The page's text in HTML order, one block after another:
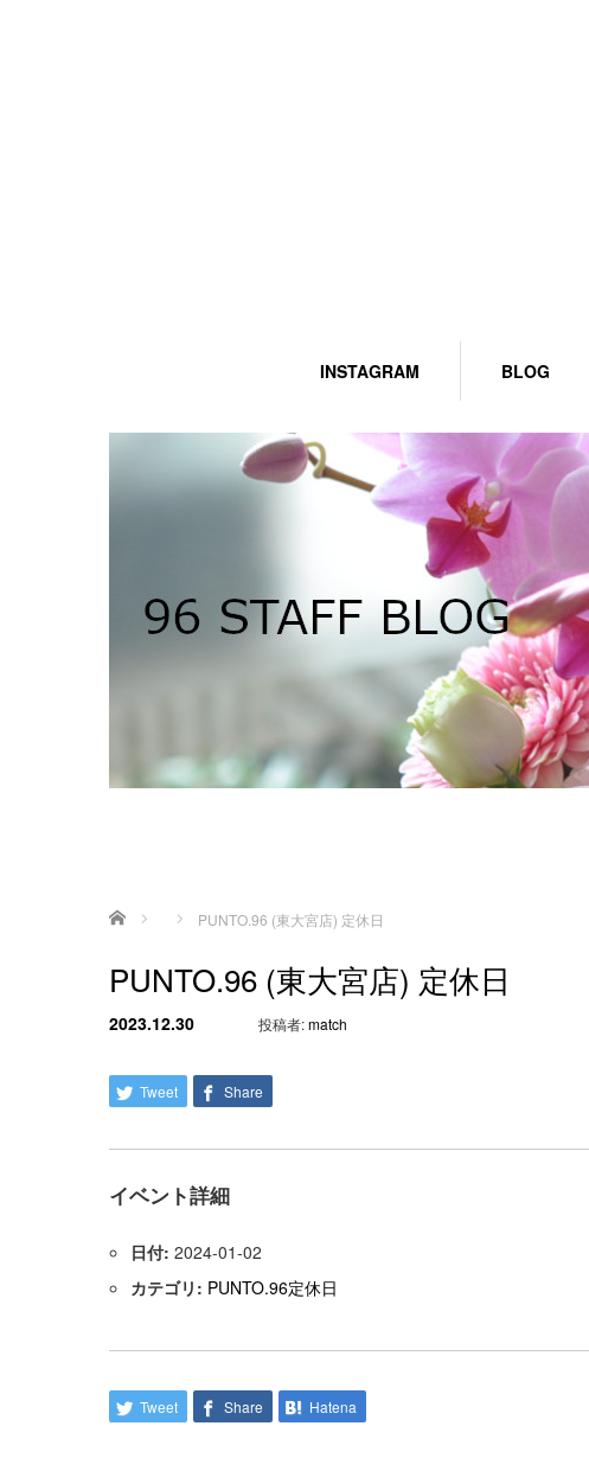
INSTAGRAM BLOG
ホーム PUNTO.96 (東大宮店) 定休日
PUNTO.96 (東大宮店) 定休日
2023.12.30 投稿者:match
Tweet Share
イベント詳細
日付: 2024-01-02
カテゴリ: PUNTO.96定休日
Tweet Share Hatena